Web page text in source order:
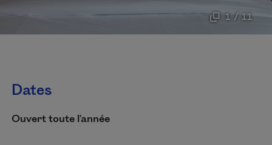
1 / 11
Dates
Ouvert toute l'année